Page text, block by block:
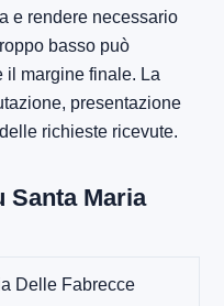
e rendere necessario
basso può
il margine finale. La
presentazione
richieste ricevute.
Santa Maria
Delle Fabrecce